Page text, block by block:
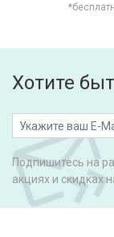
Хотите
Подпишитесь на
акциях и скидках